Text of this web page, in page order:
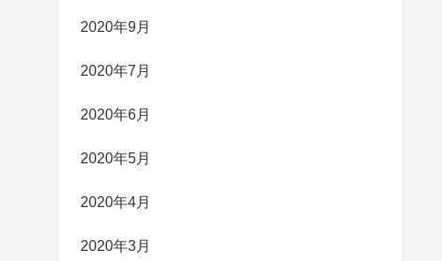
2020年9月
2020年7月
2020年6月
2020年5月
2020年4月
2020年3月